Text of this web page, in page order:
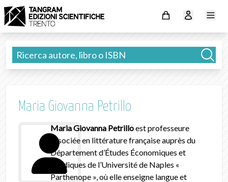
Maria Giovanna Petrillo
Maria Giovanna Petrilloest professeure
associée en littérature française auprès du
Département d’Études Économiques et
Juridiques de l’Université de Naples «
Parthenope », où elle enseigne langue et